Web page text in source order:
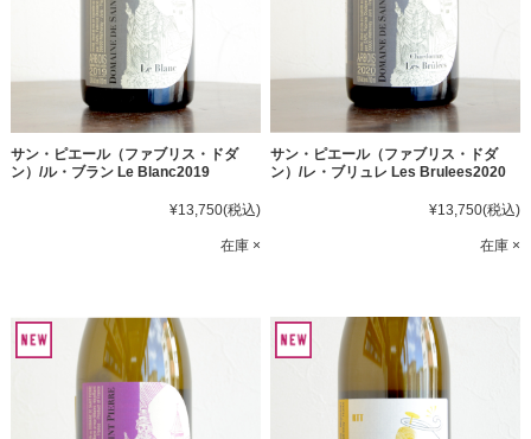
サン・ピエール（ファブリス・ドダ
ン）/ル・ブラン Le Blanc2019
¥13,750(税込)
在庫 ×
サン・ピエール（ファブリス・ドダ
ン）/レ・ブリュレ Les Brulees2020
¥13,750(税込)
在庫 ×